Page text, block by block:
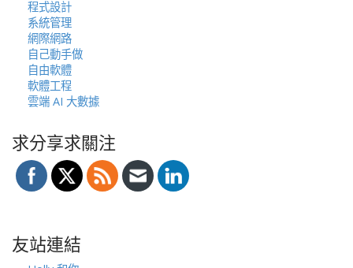
程式設計
系統管理
網際網路
自己動手做
自由軟體
軟體工程
雲端 AI 大數據
求分享求關注
友站連結